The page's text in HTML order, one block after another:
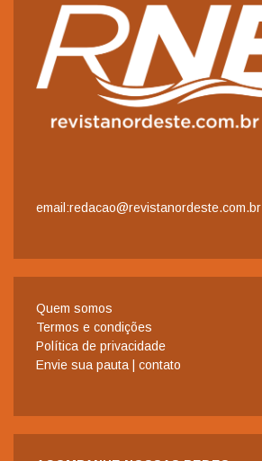
email:redacao@revistanordeste.com.br
Quem somos
Termos e condições
Política de privacidade
Envie sua pauta | contato